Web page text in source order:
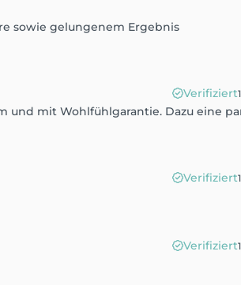
sowie gelungenem Ergebnis
Verifiziert
und mit Wohlfühlgarantie. Dazu eine
Verifiziert
Verifiziert